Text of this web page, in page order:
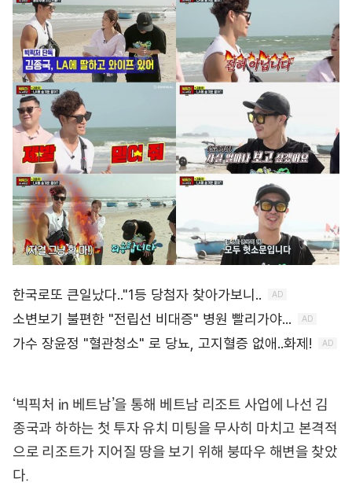
‘빅픽처 in 베트남’을 통해 베트남 리조트 사업에 나선 김
종국과 하하는 첫 투자 유치 미팅을 무사히 마치고 본격적
으로 리조트가 지어질 땅을 보기 위해 붕따우 해변을 찾았
다.